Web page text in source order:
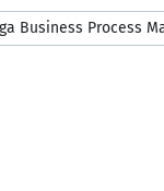
Business Process